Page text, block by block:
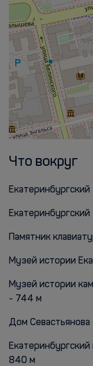
Что вокруг
Памятник
Музей истории
Музей истории
- 744 м
Дом Севастьянова
840 м